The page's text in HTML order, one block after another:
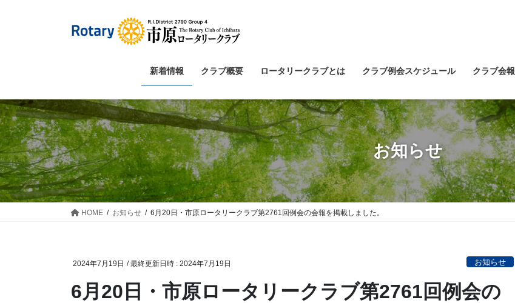
キ
ッ
プ
に
移
動
新着情報 クラブ概要 ロータリークラブとは クラブ例会スケジュール クラブ会報
お知らせ
HOME お知らせ 6月20日・市原ロータリークラブ第2761回例会の会報を掲載しました。
2024年7月19日 / 最終更新日時 : 2024年7月19日 お知らせ
6月20日・市原ロータリークラブ第2761回例会の